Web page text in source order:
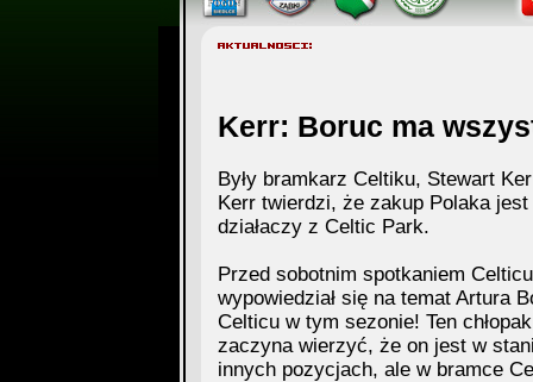
Kerr: Boruc ma
Były bramkarz Celtiku, Stewart
Kerr twierdzi, że zakup Polaka
działaczy z Celtic Park.
Przed sobotnim spotkaniem
wypowiedział się na temat Artura
Celticu w tym sezonie! Ten
zaczyna wierzyć, że on jest w
innych pozycjach, ale w bramce